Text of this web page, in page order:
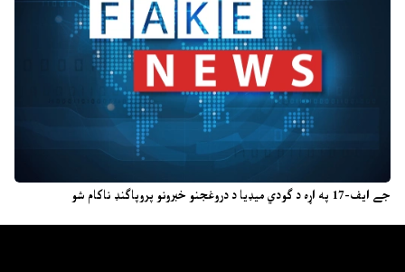
جے ایف-17 په اړه د ګودي میډیا د دروغجنو خبرونو پروپاګنډ ناکام شو